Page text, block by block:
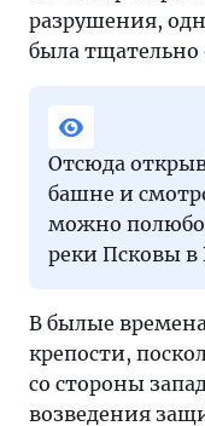
разрушения,
была тщательно
Отсюда
башне и
можно
реки Псковы в
В былые
крепости,
со стороны
возведения